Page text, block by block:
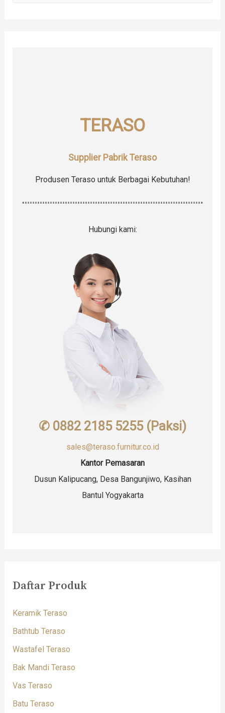
TERASO
Supplier Pabrik Teraso
Produsen Teraso untuk Berbagai Kebutuhan!
Hubungi kami:
✆ 0882 2185 5255 (Paksi)
sales@teraso.furnitur.co.id
Kantor Pemasaran
Dusun Kalipucang, Desa Bangunjiwo, Kasihan
Bantul Yogyakarta
Daftar Produk
Keramik Teraso
Bathtub Teraso
Wastafel Teraso
Bak Mandi Teraso
Vas Teraso
Batu Teraso